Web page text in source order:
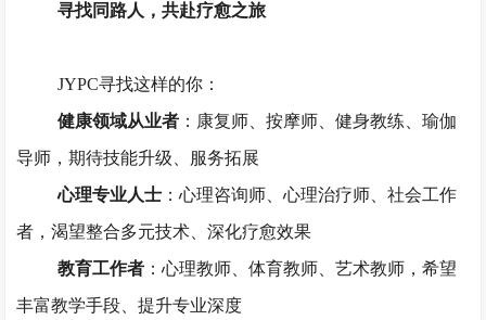
寻找同路人，共赴疗愈之旅
JYPC寻找这样的你：
健康领域从业者：康复师、按摩师、健身教练、瑜伽
导师，期待技能升级、服务拓展
心理专业人士：心理咨询师、心理治疗师、社会工作
者，渴望整合多元技术、深化疗愈效果
教育工作者：心理教师、体育教师、艺术教师，希望
丰富教学手段、提升专业深度